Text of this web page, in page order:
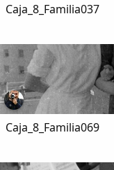
Caja_8_Familia037
Caja_8_Familia069